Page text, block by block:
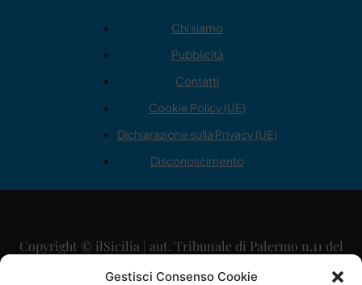
Gestisci Consenso Cookie
Chi siamo
Pubblicità
Contatti
Cookie Policy (UE)
Dichiarazione sulla Privacy (UE)
Disconoscimento
Copyright © ilSicilia | aut. Tribunale di Palermo n.11 del
29/09/2015